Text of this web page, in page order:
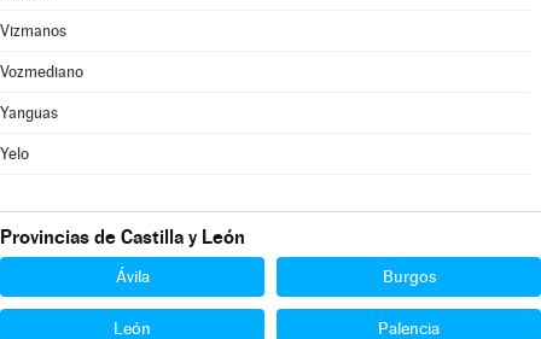
Vizmanos
Vozmediano
Yanguas
Yelo
Provincias de Castilla y León
Ávila Burgos
León Palencia